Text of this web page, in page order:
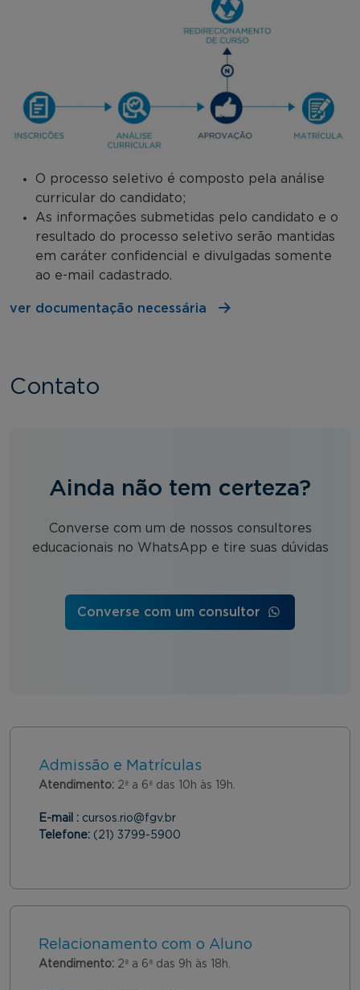
O processo seletivo é composto pela análise
curricular do candidato;
As informações submetidas pelo candidato e o
resultado do processo seletivo serão mantidas
em caráter confidencial e divulgadas somente
ao e-mail cadastrado.
ver documentação necessária
Contato
Ainda não tem certeza?
Converse com um de nossos consultores
educacionais no WhatsApp e tire suas dúvidas
Converse com um consultor
Admissão e Matrículas
Atendimento: 2ª a 6ª das 10h às 19h.
E-mail : cursos.rio@fgv.br
Telefone: (21) 3799-5900
Relacionamento com o Aluno
Atendimento: 2ª a 6ª das 9h às 18h.